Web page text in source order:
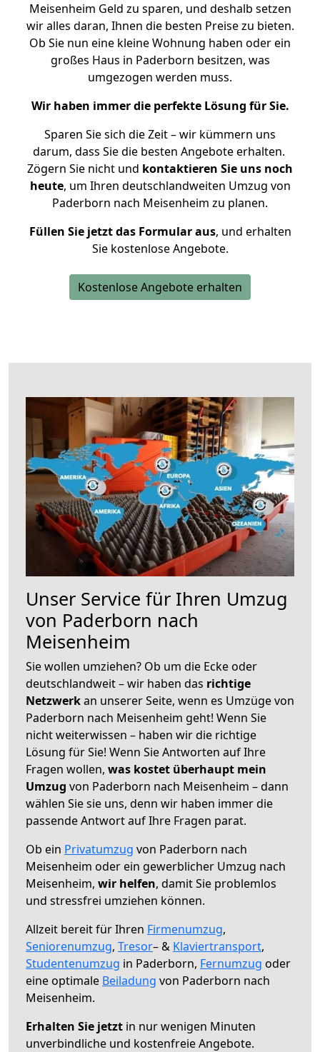
Meisenheim Geld zu sparen, und deshalb setzen
wir alles daran, Ihnen die besten Preise zu bieten.
Ob Sie nun eine kleine Wohnung haben oder ein
großes Haus in Paderborn besitzen, was
umgezogen werden muss.
Wir haben immer die perfekte Lösung für Sie.
Sparen Sie sich die Zeit – wir kümmern uns
darum, dass Sie die besten Angebote erhalten.
Zögern Sie nicht und kontaktieren Sie uns noch
heute, um Ihren deutschlandweiten Umzug von
Paderborn nach Meisenheim zu planen.
Füllen Sie jetzt das Formular aus, und erhalten
Sie kostenlose Angebote.
Kostenlose Angebote erhalten
Unser Service für Ihren Umzug
von Paderborn nach
Meisenheim
Sie wollen umziehen? Ob um die Ecke oder
deutschlandweit – wir haben das richtige
Netzwerkan unserer Seite, wenn es Umzüge von
Paderborn nach Meisenheim geht! Wenn Sie
nicht weiterwissen – haben wir die richtige
Lösung für Sie! Wenn Sie Antworten auf Ihre
Fragen wollen, was kostet überhaupt mein
Umzug von Paderborn nach Meisenheim – dann
wählen Sie sie uns, denn wir haben immer die
passende Antwort auf Ihre Fragen parat.
Ob ein Privatumzug von Paderborn nach
Meisenheim oder ein gewerblicher Umzug nach
Meisenheim, wir helfen, damit Sie problemlos
und stressfrei umziehen können.
Allzeit bereit für Ihren Firmenumzug,
Seniorenumzug, Tresor– & Klaviertransport,
Studentenumzug in Paderborn, Fernumzug oder
eine optimale Beiladung von Paderborn nach
Meisenheim.
Erhalten Sie jetzt in nur wenigen Minuten
unverbindliche und kostenfreie Angebote.